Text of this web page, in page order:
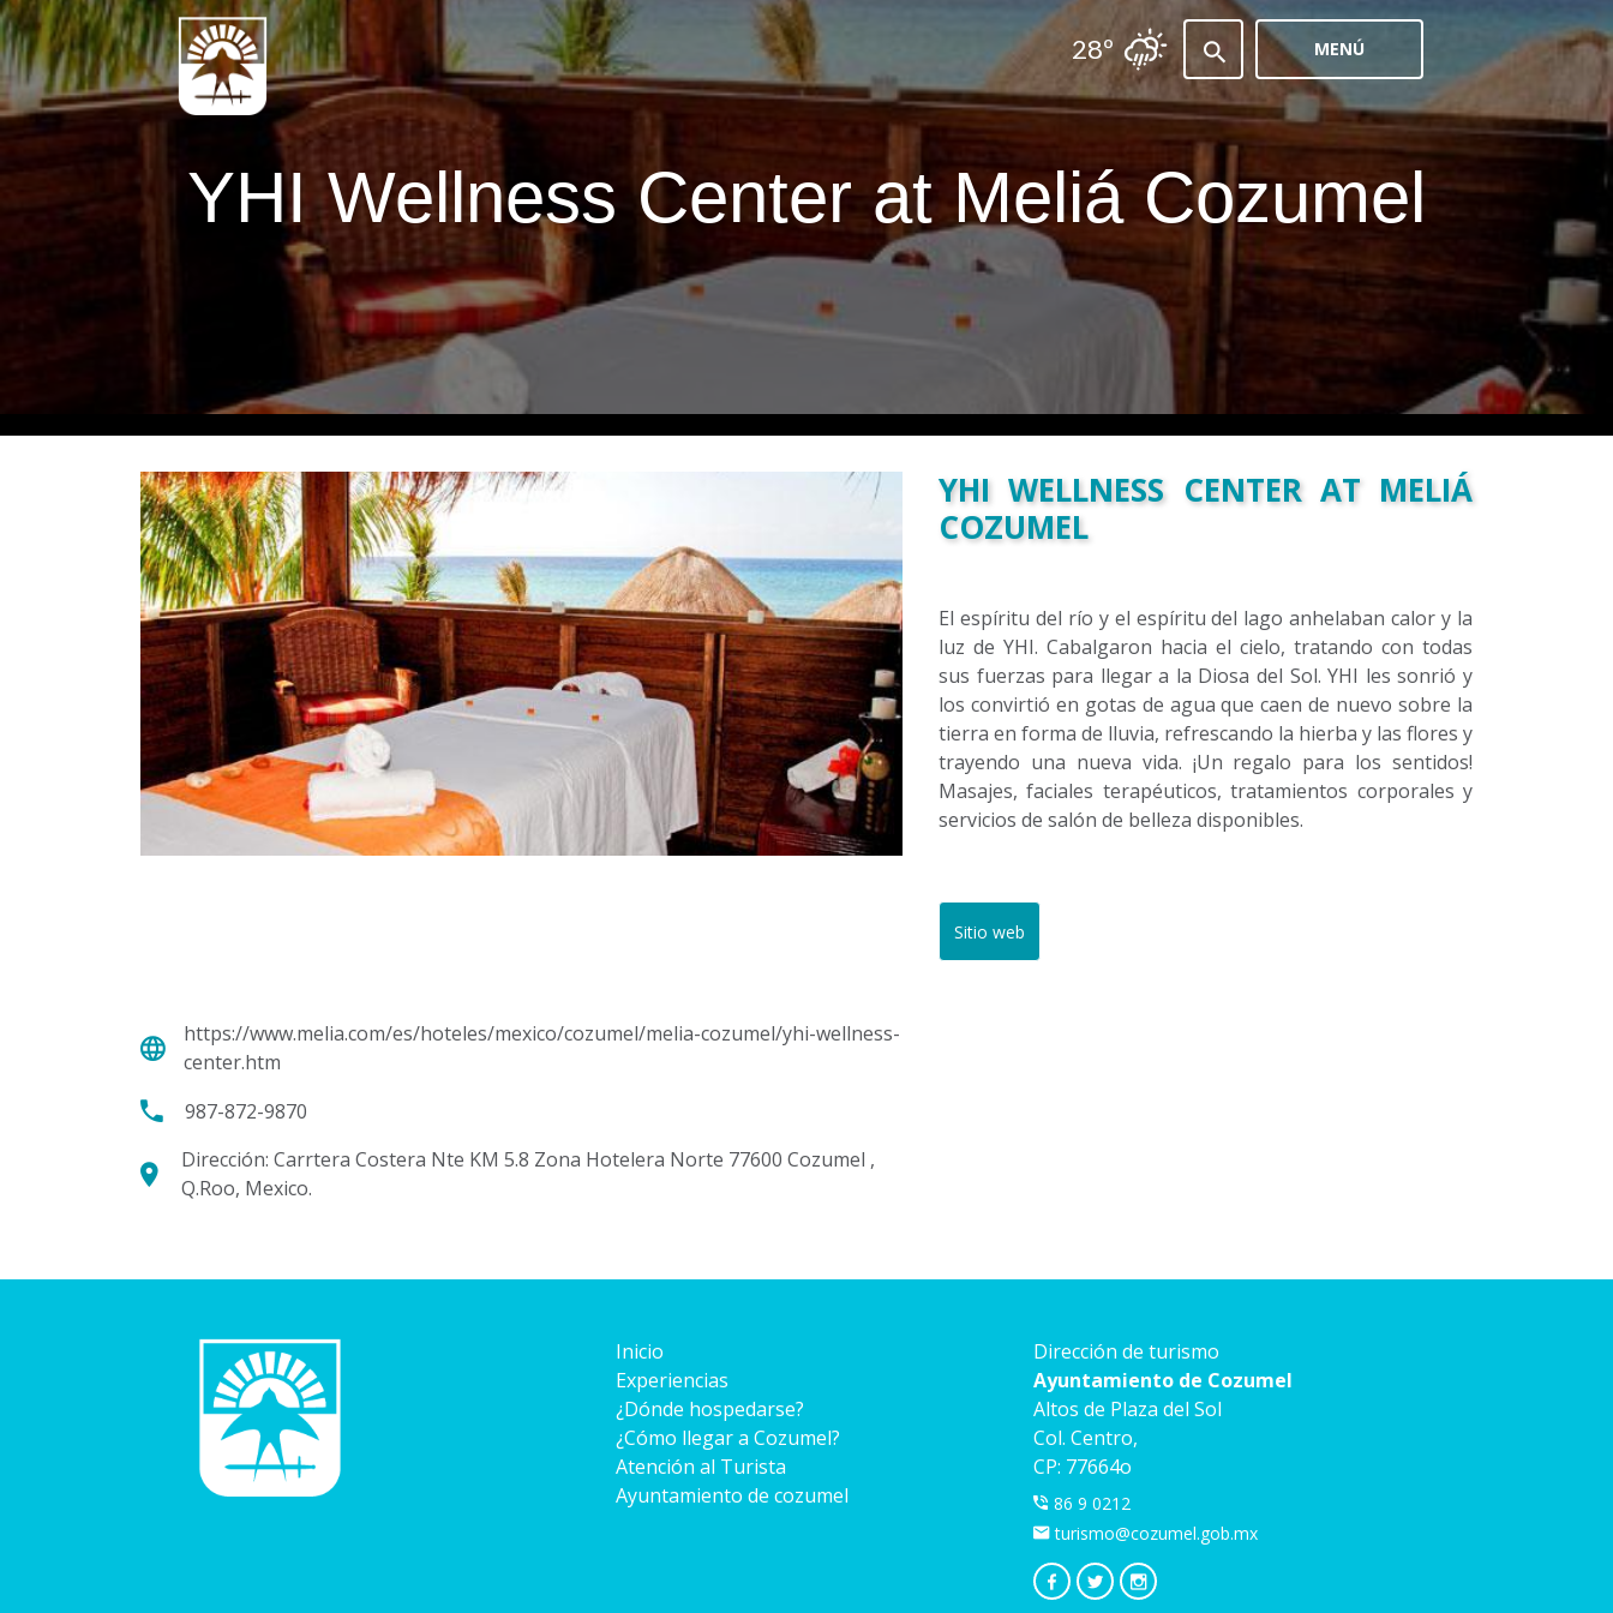
28º MENÚ
YHI Wellness Center at Meliá Cozumel
YHI WELLNESS CENTER AT MELIÁ
COZUMEL
El espíritu del río y el espíritu del lago anhelaban calor y la
luz de YHI. Cabalgaron hacia el cielo, tratando con todas
sus fuerzas para llegar a la Diosa del Sol. YHI les sonrió y
los convirtió en gotas de agua que caen de nuevo sobre la
tierra en forma de lluvia, refrescando la hierba y las flores y
trayendo una nueva vida. ¡Un regalo para los sentidos!
Masajes, faciales terapéuticos, tratamientos corporales y
servicios de salón de belleza disponibles.
Sitio web
https://www.melia.com/es/hoteles/mexico/cozumel/melia-cozumel/yhi-wellness-
center.htm
987-872-9870
Dirección: Carrtera Costera Nte KM 5.8 Zona Hotelera Norte 77600 Cozumel ,
Q.Roo, Mexico.
Inicio
Experiencias
¿Dónde hospedarse?
¿Cómo llegar a Cozumel?
Atención al Turista
Ayuntamiento de cozumel
Dirección de turismo
Ayuntamiento de Cozumel
Altos de Plaza del Sol
Col. Centro,
CP: 77664o
86 9 0212
turismo@cozumel.gob.mx